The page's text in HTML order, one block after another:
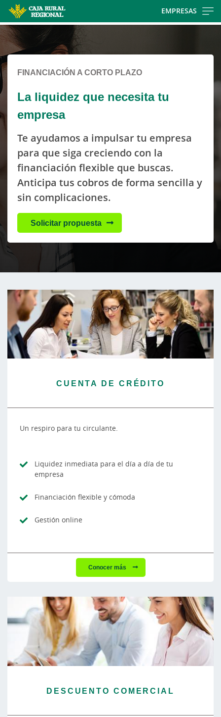
EMPRESAS
Cargando
contenido,
por
espere...
FINANCIACIÓN A CORTO PLAZO
La liquidez que necesita tu
empresa
Te ayudamos a impulsar tu empresa
para que siga creciendo con la
financiación flexible que buscas.
Anticipa tus cobros de forma sencilla y
sin complicaciones.
Solicitar propuesta
CUENTA DE CRÉDITO
Un respiro para tu circulante.
Liquidez inmediata para el día a día de tu
empresa
Financiación flexible y cómoda
Gestión online
Conocer más
DESCUENTO COMERCIAL